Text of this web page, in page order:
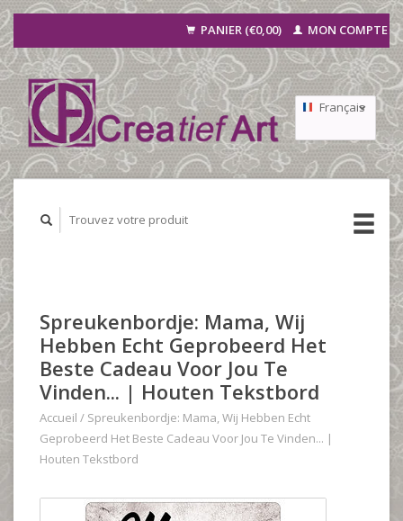
PANIER (€0,00) MON COMPTE
Français
Nederlands
Spreukenbordje: Mama, Wij
Hebben Echt Geprobeerd Het
Beste Cadeau Voor Jou Te
Vinden... | Houten Tekstbord
Accueil / Spreukenbordje: Mama, Wij Hebben Echt
Geprobeerd Het Beste Cadeau Voor Jou Te Vinden... |
Houten Tekstbord